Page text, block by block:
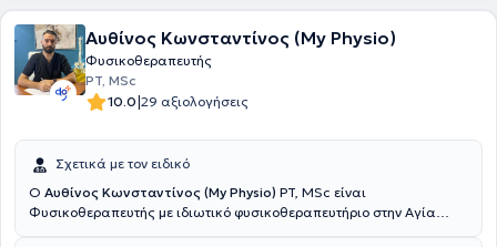
Αυθίνος Κωνσταντίνος (My Physio)
Φυσικοθεραπευτής
PT, MSc
10.0|29 αξιολογήσεις
Σχετικά με τον ειδικό
Ο Αυθίνος Κωνσταντίνος (My Physio) PT, MSc είναι
Φυσικοθεραπευτής με ιδιωτικό φυσικοθεραπευτήριο στην Αγία